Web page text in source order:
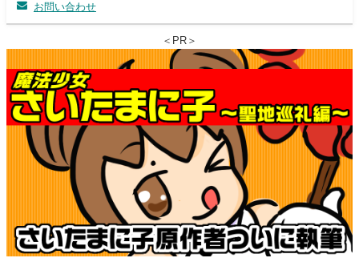
お問い合わせ
＜PR＞